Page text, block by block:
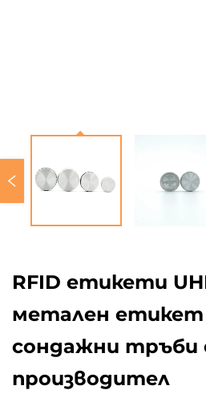
RFID етикети
метален етикет
сондажни
производител